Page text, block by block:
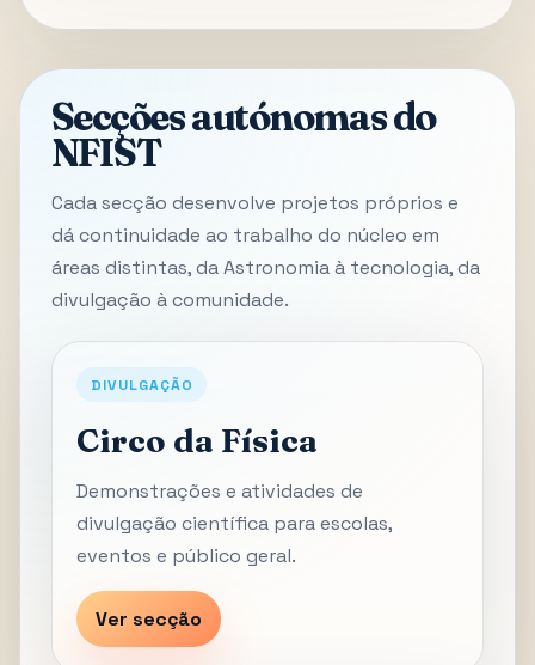
Secções autónomas do
NFIST
Cada secção desenvolve projetos próprios e
dá continuidade ao trabalho do núcleo em
áreas distintas, da Astronomia à tecnologia, da
divulgação à comunidade.
DIVULGAÇÃO
Circo da Física
Demonstrações e atividades de
divulgação científica para escolas,
eventos e público geral.
Ver secção